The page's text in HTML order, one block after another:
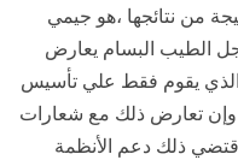
من نتائجها ،هو جيمي
الطيب البسام يعارض
الذي يقوم فقط علي تأسيس
وإن تعارض ذلك مع شعارات
ذلك دعم الأنظمة